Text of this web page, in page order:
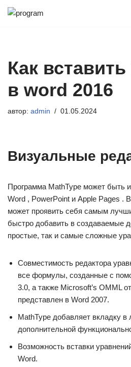
Как
в word 2016
автор: admin 01.05.2024
Визуальные
Программа MathType может быть
Word , PowerPoint и Apple Pages .
может проявить себя самым
быстро добавить в создаваемые
простые, так и самые сложные
Совместимость редактора
все формулы, созданные с
3.0, а также Microsoft’s OMML
представлен в Word 2007.
MathType добавляет вкладку в
дополнительной
Возможность вставки
Word.